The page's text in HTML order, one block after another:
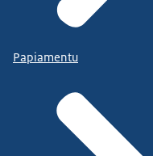
Papiamentu